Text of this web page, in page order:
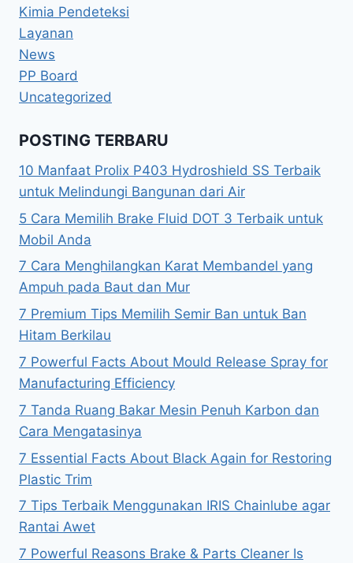
Kimia Pendeteksi
Layanan
News
PP Board
Uncategorized
POSTING TERBARU
10 Manfaat Prolix P403 Hydroshield SS Terbaik
untuk Melindungi Bangunan dari Air
5 Cara Memilih Brake Fluid DOT 3 Terbaik untuk
Mobil Anda
7 Cara Menghilangkan Karat Membandel yang
Ampuh pada Baut dan Mur
7 Premium Tips Memilih Semir Ban untuk Ban
Hitam Berkilau
7 Powerful Facts About Mould Release Spray for
Manufacturing Efficiency
7 Tanda Ruang Bakar Mesin Penuh Karbon dan
Cara Mengatasinya
7 Essential Facts About Black Again for Restoring
Plastic Trim
7 Tips Terbaik Menggunakan IRIS Chainlube agar
Rantai Awet
7 Powerful Reasons Brake & Parts Cleaner Is